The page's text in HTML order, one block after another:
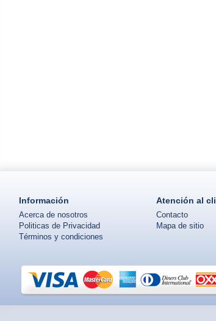
Información
Acerca de nosotros
Politicas de Privacidad
Términos y condiciones
Atención al
Contacto
Mapa de sitio